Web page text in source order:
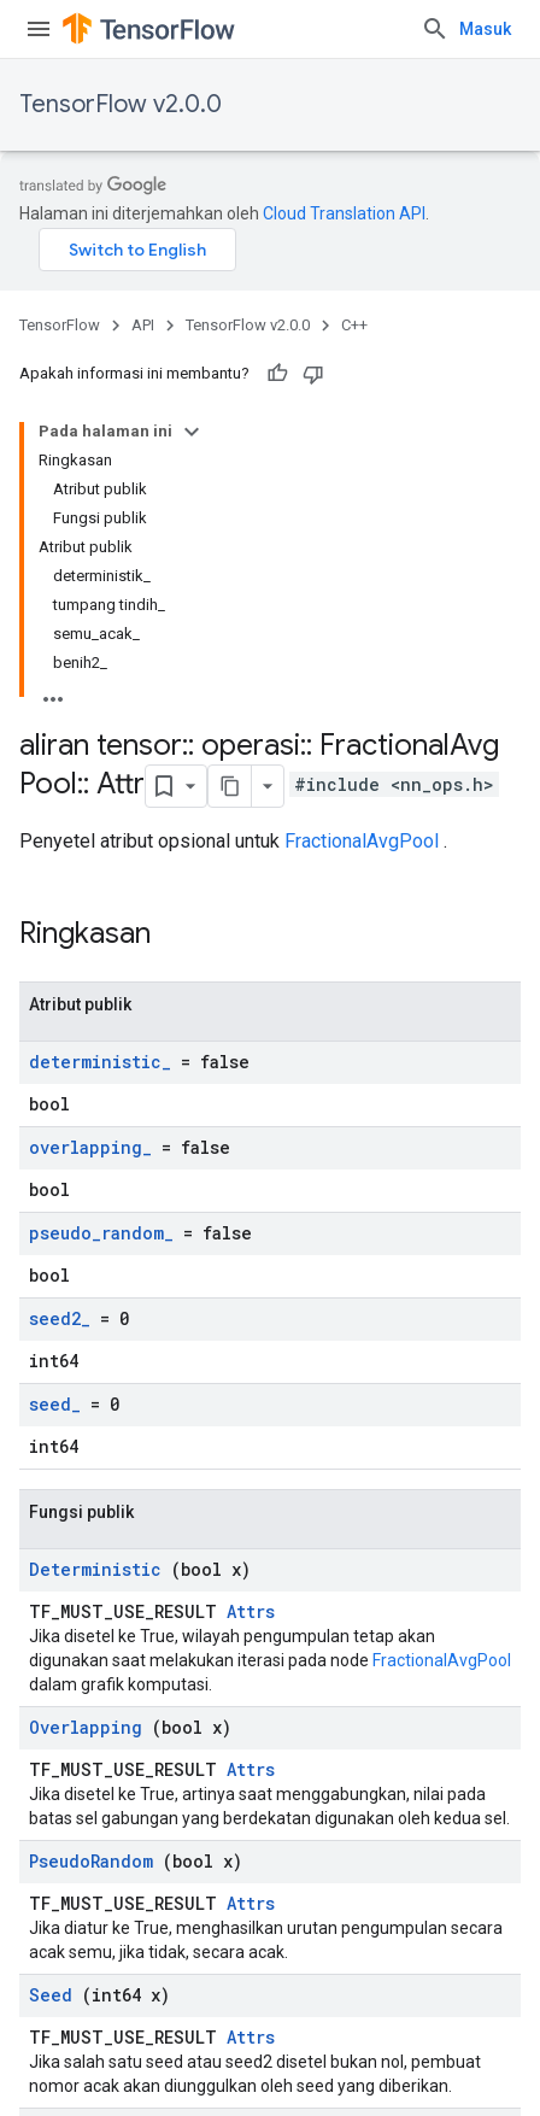
Masuk
TensorFlow v2.0.0
Halaman ini diterjemahkan oleh Cloud Translation API
TensorFlow API TensorFlow v2.0.0 C++
Apakah informasi ini membantu?
Pada halaman ini
Ringkasan
Atribut publik
Fungsi publik
Atribut publik
deterministik_
tumpang tindih_
semu_acak_
benih2_
aliran tensor:: operasi:: FractionalAvg
Pool:: Attr #include <nn_ops.h>
Penyetel atribut opsional untuk FractionalAvgPool .
Ringkasan
Atribut publik
deterministic_ = false
bool
overlapping_ = false
bool
pseudo_random_ = false
bool
seed2_ = 0
int64
seed_ = 0
int64
Fungsi publik
Deterministic (bool x)
TF_MUST_USE_RESULT Attrs
Jika disetel ke True, wilayah pengumpulan tetap akan
digunakan saat melakukan iterasi pada node FractionalAvgPool
dalam grafik komputasi.
Overlapping (bool x)
TF_MUST_USE_RESULT Attrs
Jika disetel ke True, artinya saat menggabungkan, nilai pada
batas sel gabungan yang berdekatan digunakan oleh kedua sel.
PseudoRandom (bool x)
TF_MUST_USE_RESULT Attrs
Jika diatur ke True, menghasilkan urutan pengumpulan secara
acak semu, jika tidak, secara acak.
Seed (int64 x)
TF_MUST_USE_RESULT Attrs
Jika salah satu seed atau seed2 disetel bukan nol, pembuat
nomor acak akan diunggulkan oleh seed yang diberikan.